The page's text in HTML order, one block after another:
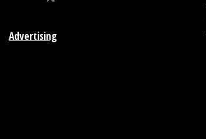
Advertising